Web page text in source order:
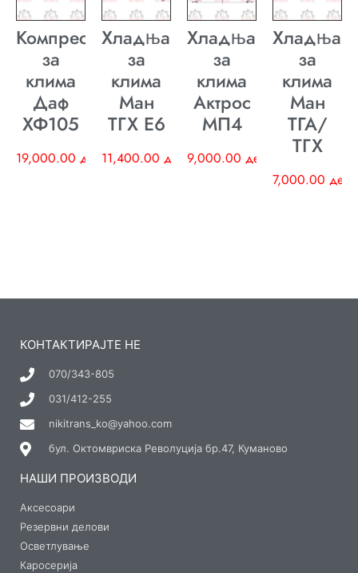
Компресор
за
клима
Даф
ХФ105
19,000.00 ден
Хладњак
за
клима
Ман
ТГХ E6
11,400.00 ден
Хладњак
за
клима
Актрос
МП4
9,000.00 ден
Хладњак
за
клима
Ман
ТГА/
ТГХ
7,000.00 ден
КОНТАКТИРАЈТЕ НЕ
070/343-805
031/412-255
nikitrans_ko@yahoo.com
бул. Октомвриска Револуција бр.47, Куманово
НАШИ ПРОИЗВОДИ
Аксесоари
Резервни делови
Осветлување
Каросерија